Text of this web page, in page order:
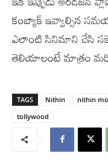
కంబ్యాక్ ఇవ్వాల్సిన
ఎలాంటి సినిమాని చేసి
తెలియాలంటే మాత్రం
TAGS Nithin nithin
tollywood